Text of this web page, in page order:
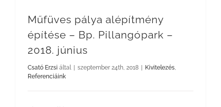
Műfüves pálya alépítmény
építése – Bp. Pillangópark –
2018. június
Csató Erzsi által | szeptember 24th, 2018 | Kivitelezés,
Referenciáink